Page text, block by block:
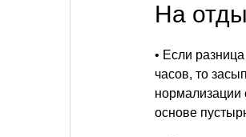
На
• Если
часов, то
нормализации
основе